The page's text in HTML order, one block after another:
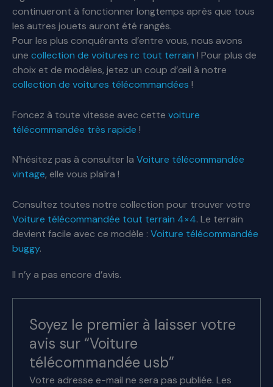
continueront à fonctionner longtemps après que tous
les autres jouets auront été rangés.
Pour les plus conquérants d’entre vous, nous avons
une collection de voitures rc tout terrain ! Pour plus de
choix et de modèles, jetez un coup d’œil à notre
collection de voitures télécommandées !
Foncez à toute vitesse avec cette voiture
télécommandée très rapide !
N’hésitez pas à consulter la Voiture télécommandée
vintage, elle vous plaîra !
Consultez toutes notre collection pour trouver votre
Voiture télécommandée tout terrain 4×4. Le terrain
devient facile avec ce modèle : Voiture télécommandée
buggy.
Il n’y a pas encore d’avis.
Soyez le premier à laisser votre
avis sur “Voiture
télécommandée usb”
Votre adresse e-mail ne sera pas publiée. Les